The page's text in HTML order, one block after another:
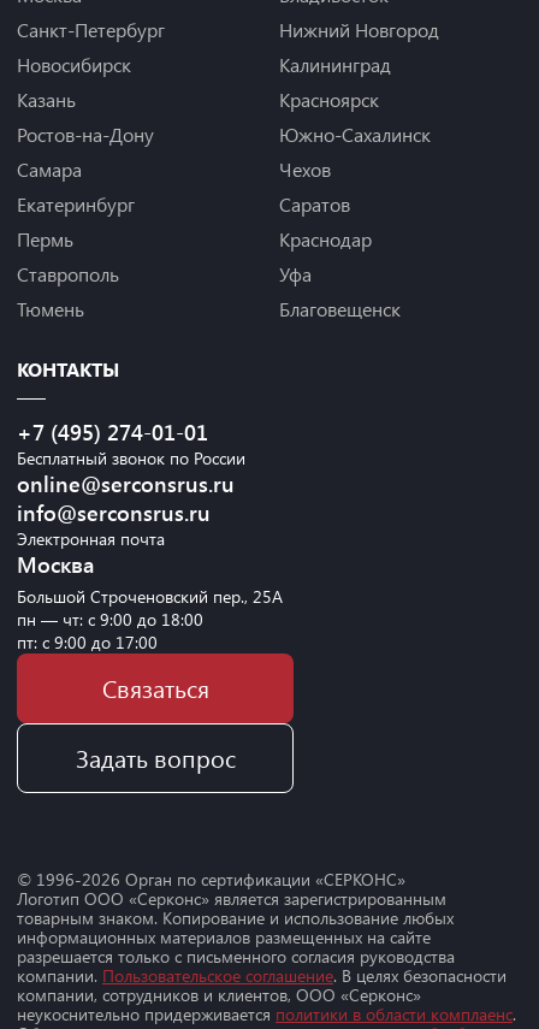
Санкт-Петербург
Новосибирск
Казань
Ростов-на-Дону
Самара
Екатеринбург
Пермь
Ставрополь
Тюмень
Нижний Новгород
Калининград
Красноярск
Южно-Сахалинск
Чехов
Саратов
Краснодар
Уфа
Благовещенск
КОНТАКТЫ
+7 (495) 274-01-01
Бесплатный звонок по России
online@serconsrus.ru
info@serconsrus.ru
Электронная почта
Москва
Большой Строченовский пер., 25А
пн — чт: с 9:00 до 18:00
пт: с 9:00 до 17:00
Связаться
Задать вопрос
© 1996-2026 Орган по сертификации «СЕРКОНС»
Логотип ООО «Серконс» является зарегистрированным
товарным знаком. Копирование и использование любых
информационных материалов размещенных на сайте
разрешается только с письменного согласия руководства
компании. Пользовательское соглашение. В целях безопасности
компании, сотрудников и клиентов, ООО «Серконс»
неукоснительно придерживается политики в области комплаенс.